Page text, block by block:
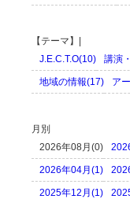
【テーマ】|
J.E.C.T.O(10)
講演
地域の情報(17) ア
月別
2026年08月(0)
2026年04月(1)
2025年12月(1)